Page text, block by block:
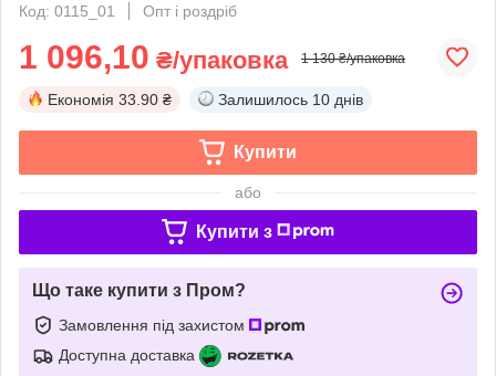
Код: 0115_01
Опт і роздріб
1 096,10 ₴/упаковка 1 130 ₴/упаковка
Економія 33.90 ₴ Залишилось 10 днів
Купити
або
Купити з
Що таке купити з Пром?
Замовлення під захистом
Доступна доставка